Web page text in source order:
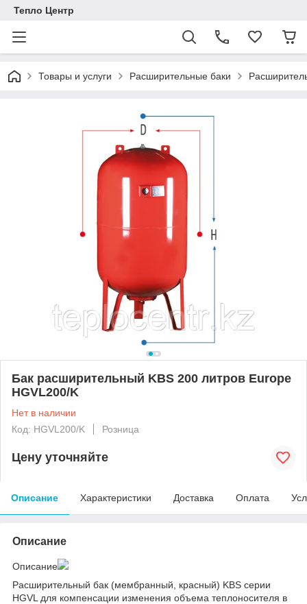
Тепло Центр
Товары и услуги Расширительные баки
Бак расширительный KBS 200 литров Europe
HGVL200/K
Нет в наличии
Код: HGVL200/K
Розница
Цену уточняйте
Описание Характеристики Доставка Оплата
Описание
Описание
Расширительный бак (мембранный, красный) KBS серии
HGVL для компенсации изменения объема теплоносителя в